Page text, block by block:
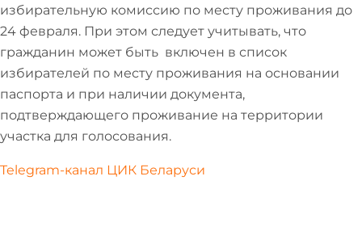
избирательную комиссию по месту проживания до
24 февраля. При этом следует учитывать, что
гражданин может быть включен в список
избирателей по месту проживания на основании
паспорта и при наличии документа,
подтверждающего проживание на территории
участка для голосования.
Telegram-канал ЦИК Беларуси